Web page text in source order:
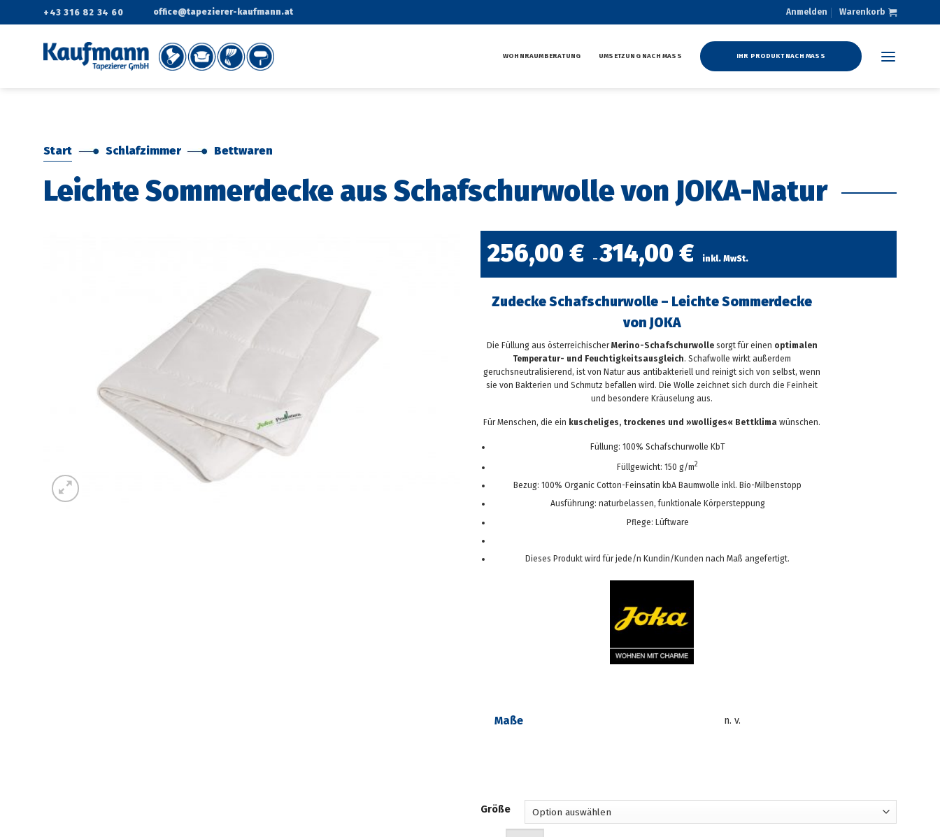
Inhalt
springen
+43 316 82 34 60 office@tapezierer-kaufmann.at Anmelden Warenkorb
WOHNRAUMBERATUNG UMSETZUNG NACH MASS IHR PRODUKT NACH MASS
Start Schlafzimmer Bettwaren
Leichte Sommerdecke aus Schafschurwolle von JOKA-Natur
256,00 € –314,00 € inkl. MwSt.
Zudecke Schafschurwolle – Leichte Sommerdecke
von JOKA
Die Füllung aus österreichischerMerino-Schafschurwollesorgt für einen optimalen
Temperatur- und Feuchtigkeitsausgleich. Schafwolle wirkt außerdem
geruchsneutralisierend, ist von Natur aus antibakteriell und reinigt sich von selbst, wenn
sie von Bakterien und Schmutz befallen wird. Die Wolle zeichnet sich durch die Feinheit
und besondere Kräuselung aus.
Für Menschen, die ein kuscheliges, trockenes und »wolliges« Bettklima wünschen.
Füllung: 100% Schafschurwolle KbT
Füllgewicht: 150 g/m2
Bezug: 100% Organic Cotton-Feinsatin kbA Baumwolle inkl. Bio-Milbenstopp
Ausführung: naturbelassen, funktionale Körpersteppung
Pflege: Lüftware
Dieses Produkt wird für jede/n Kundin/Kunden nach Maß angefertigt.
Maße n. v.
Größe